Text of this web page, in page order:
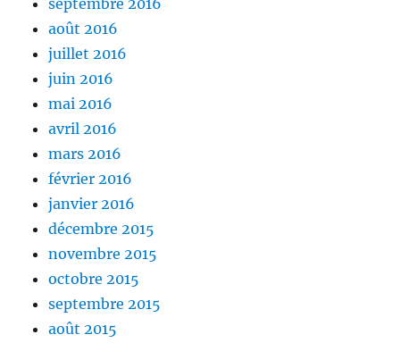
août 2016
juillet 2016
juin 2016
mai 2016
avril 2016
mars 2016
février 2016
janvier 2016
décembre 2015
novembre 2015
octobre 2015
septembre 2015
août 2015